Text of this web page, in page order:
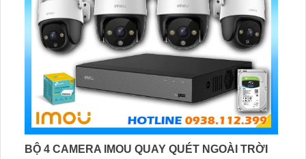
BỘ 4 CAMERA IMOU QUAY QUÉT NGOÀI TRỜI